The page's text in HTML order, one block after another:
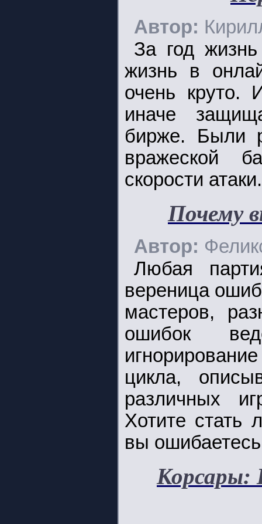
Автор:
За год
жизнь в
очень круто.
иначе
бирже. Были
вражеской
скорости атаки.
Почему
Автор:
Любая
вереница
мастеров,
ошибок
цикла,
различных
Хотите стать
вы
Корсары: